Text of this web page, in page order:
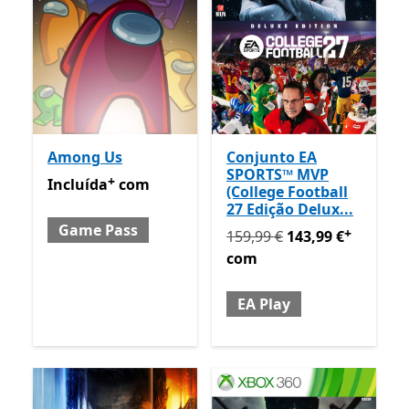
Among Us
Incluída com Game Pass
Ofertas em compras de
Incluída+ com
Game Pass
Conjunto EA
SPORTS™ MVP
(College Football
27 Edição Delux...
Originalmente 159,99 €
159,99 € 143,99 €+
com
EA Play